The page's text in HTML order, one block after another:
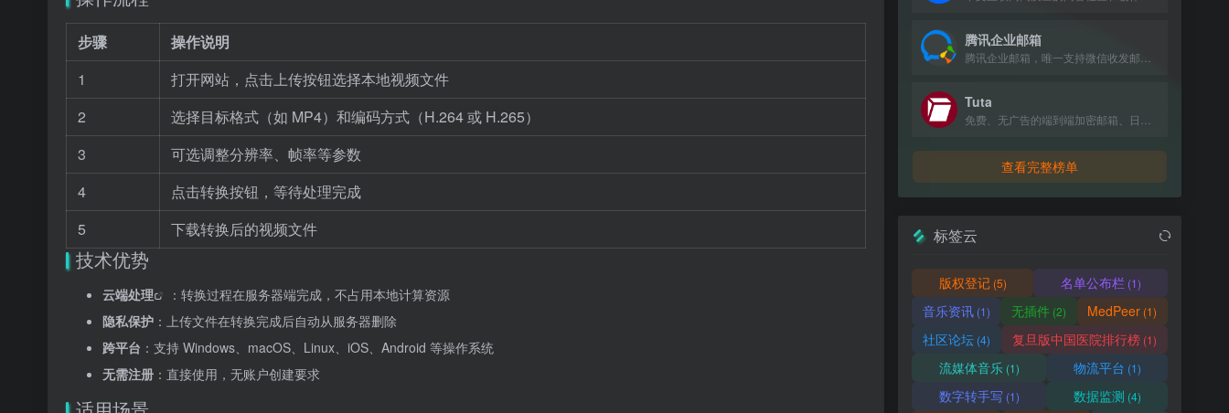
步骤
操作说明
1
打开网站，点击上传按钮选择本地视频文件
2
选择目标格式（如 MP4）和编码方式（H.264 或 H.265）
3
可选调整分辨率、帧率等参数
4
点击转换按钮，等待处理完成
5
下载转换后的视频文件
技术优势
云端处理
：转换过程在服务器端完成，不占用本地计算资源
隐私保护 ：上传文件在转换完成后自动从服务器删除
跨平台 ：支持 Windows、macOS、Linux、iOS、Android 等操作系统
无需注册 ：直接使用，无账户创建要求
腾讯企业邮箱
Tuta
查看完整榜单
标签云
版权登记(5) 名单公布栏(1)
音乐资讯(1) 无插件(2) MedPeer (1)
社区论坛 (4) 复旦版中国医院排行榜 (1)
流媒体音乐(1) 物流平台 (1)
数字转手写 (1) 数据监测 (4)